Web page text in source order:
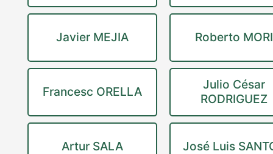
Javier MEJIA Roberto MORI
Francesc ORELLA
Julio César
RODRIGUEZ
Artur SALA José Luis